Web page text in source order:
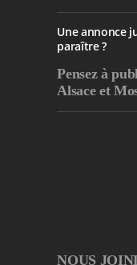
Une annonce
paraître ?
Pensez à
Alsace et
NOUS